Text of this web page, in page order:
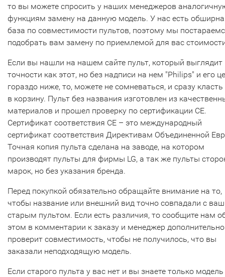
то вы можете спросить у наших менеджеров
функциям замену на данную модель. У нас есть
база по совместимости пультов, поэтому мы
подобрать вам замену по приемлемой для вас
Если вы нашли на нашем сайте пульт, который выглядит
точности как этот, но без надписи на нем "Philips" и его
гораздо ниже, то, можете не сомневаться, и сразу класть
в корзину. Пульт без названия изготовлен из
материалов и прошел проверку по сертификации CE.
Сертификат соответствия СЕ – это международный
сертификат соответствия Директивам Объединенной
Точная копия пульта сделана на заводе, на котором
производят пульты для фирмы LG, а так же пульты
марок, но без указания бренда.
Перед покупкой обязательно обращайте внимание на то,
чтобы название или внешний вид точно совпадали с
старым пультом. Если есть различия, то сообщите нам
этом в комментарии к заказу и менеджер дополнительно
проверит совместимость, чтобы не получилось, что вы
заказали неподходящую модель.
Если старого пульта у вас нет и вы знаете только модель